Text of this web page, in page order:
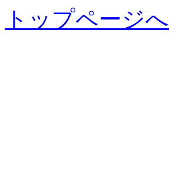
トップページへ